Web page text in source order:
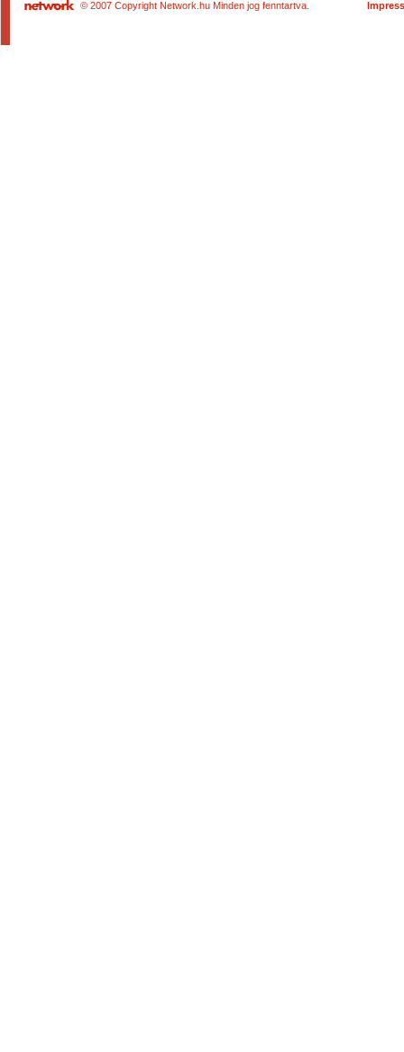
© 2007 Copyright Network.hu Minden jog fenntartva.